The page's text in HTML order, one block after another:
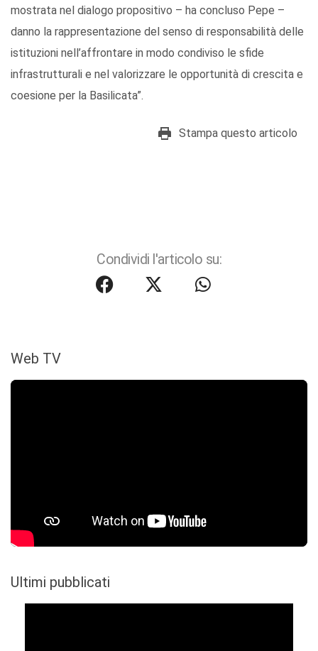
mostrata nel dialogo propositivo – ha concluso Pepe –
danno la rappresentazione del senso di responsabilità delle
istituzioni nell’affrontare in modo condiviso le sfide
infrastrutturali e nel valorizzare le opportunità di crescita e
coesione per la Basilicata”.
Stampa questo articolo
Condividi l'articolo su:
Web TV
Ultimi pubblicati